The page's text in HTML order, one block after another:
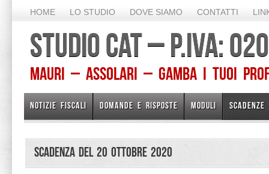
HOME LO STUDIO DOVE SIAMO CONTATTI
STUDIO CAT – P.IVA:
Mauri – Assolari – Gamba I TUOI
NOTIZIE FISCALI DOMANDE E RISPOSTE MODULI SCADENZE
Scadenza del 20 Ottobre 2020